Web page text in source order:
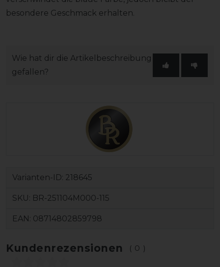
besondere Geschmack erhalten.
Wie hat dir die Artikelbeschreibung
gefallen?
Varianten-ID: 218645
SKU: BR-251104M000-115
EAN: 08714802859798
Kundenrezensionen (0)